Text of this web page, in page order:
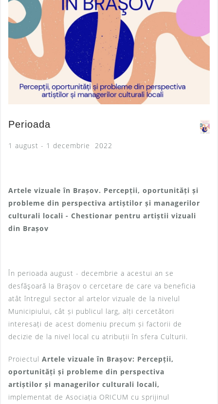
Perioada
1 august - 1 decembrie 2022
Artele vizuale în Brașov. Percepții, oportunități și
probleme din perspectiva artiștilor și managerilor
culturali locali - Chestionar pentru artiștii vizuali
din Brașov
În perioada august - decembrie a acestui an se
desfăşoară la Braşov o cercetare de care va beneficia
atât întregul sector al artelor vizuale de la nivelul
Municipiului, cât și publicul larg, alți cercetători
interesați de acest domeniu precum și factorii de
decizie de la nivel local cu atribuții în sfera Culturii.
Proiectul Artele vizuale în Brașov: Percepții,
oportunități și probleme din perspectiva
artiștilor și managerilor culturali locali,
implementat de Asociația ORICUM cu sprijinul